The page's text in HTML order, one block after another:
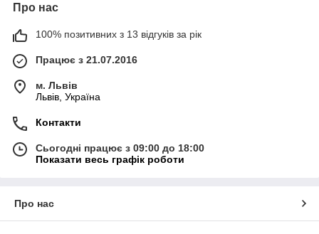
Про нас
100% позитивних з 13 відгуків за рік
Працює з 21.07.2016
м. Львів
Львів, Україна
Контакти
Сьогодні працює з 09:00 до 18:00
Показати весь графік роботи
Про нас